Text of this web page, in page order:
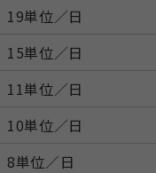
19単位／日
15単位／日
11単位／日
10単位／日
8単位／日